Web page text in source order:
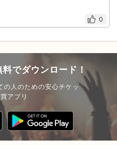
0
でダウンロード！
の人のための安心チケッ
アプリ